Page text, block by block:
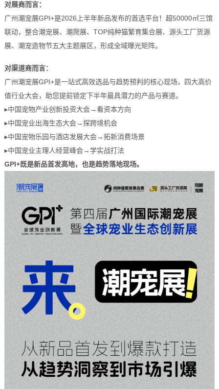
对展商而言：
广州潮宠展GPI+是2026上半年新品发布的首选平台！超50000㎡三馆
联动，整合潮宠展、潮爬展、TOP纯种猫繁育集合展、源头工厂货源
展、潮宠造物节五大主题展区，形成全域曝光矩阵。
对渠道商而言：
广州潮宠展GPI+是一站式高效选品与趋势预判的核心现场，四大高价
值行业大会，助您提前锁定下半年最具潜力的产品与赛道。
▸中国宠物产业创新投资大会→看资本方向
▸中国宠业出海生态大会→探跨境机会
▸中国宠物乐园与酒店发展大会→拓新消费场景
▸中国宠业主理人经营峰会→学实战打法
GPI+既是新品首发高地，也是趋势落地现场。